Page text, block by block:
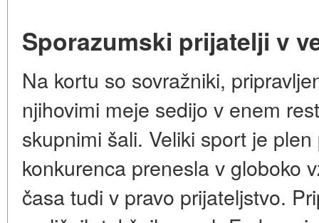
Sporazumski prijatelji v
Na kortu so sovražniki,
njihovimi meje sedijo v enem
skupnimi šali. Veliki sport je
konkurenca prenesla v globoko
časa tudi v pravo prijateljstvo.